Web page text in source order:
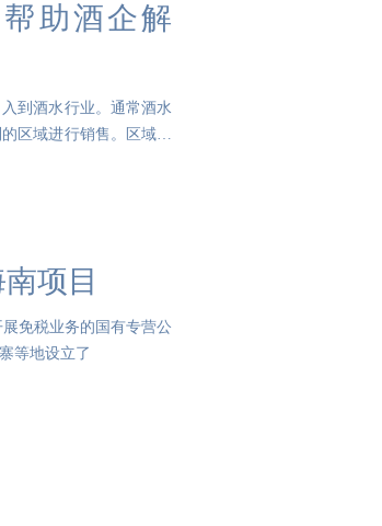
助酒企解
到酒水行业。通常酒水
区域进行销售。区域市
项目
免税业务的国有专营公
等地设立了